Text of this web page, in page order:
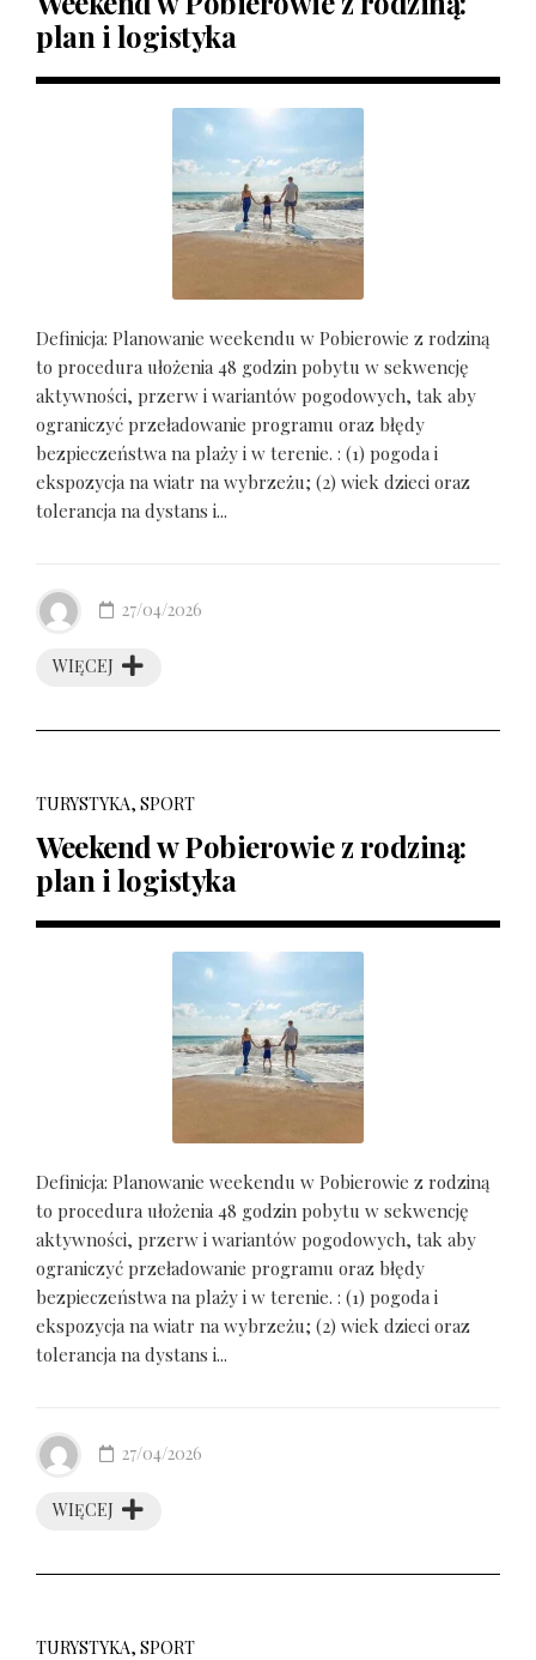
plan i logistyka
Definicja: Planowanie weekendu w Pobierowie z rodziną
to procedura ułożenia 48 godzin pobytu w sekwencję
aktywności, przerw i wariantów pogodowych, tak aby
ograniczyć przeładowanie programu oraz błędy
bezpieczeństwa na plaży i w terenie. : (1) pogoda i
ekspozycja na wiatr na wybrzeżu; (2) wiek dzieci oraz
tolerancja na dystans i...
WIĘCEJ
27/04/2026
TURYSTYKA, SPORT
Weekend w Pobierowie z rodziną:
plan i logistyka
Definicja: Planowanie weekendu w Pobierowie z rodziną
to procedura ułożenia 48 godzin pobytu w sekwencję
aktywności, przerw i wariantów pogodowych, tak aby
ograniczyć przeładowanie programu oraz błędy
bezpieczeństwa na plaży i w terenie. : (1) pogoda i
ekspozycja na wiatr na wybrzeżu; (2) wiek dzieci oraz
tolerancja na dystans i...
WIĘCEJ
27/04/2026
TURYSTYKA, SPORT